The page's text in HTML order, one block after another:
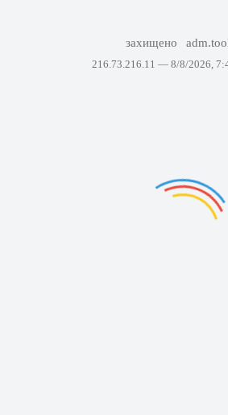
захищено
216.73.216.11 — 8/8/2026,